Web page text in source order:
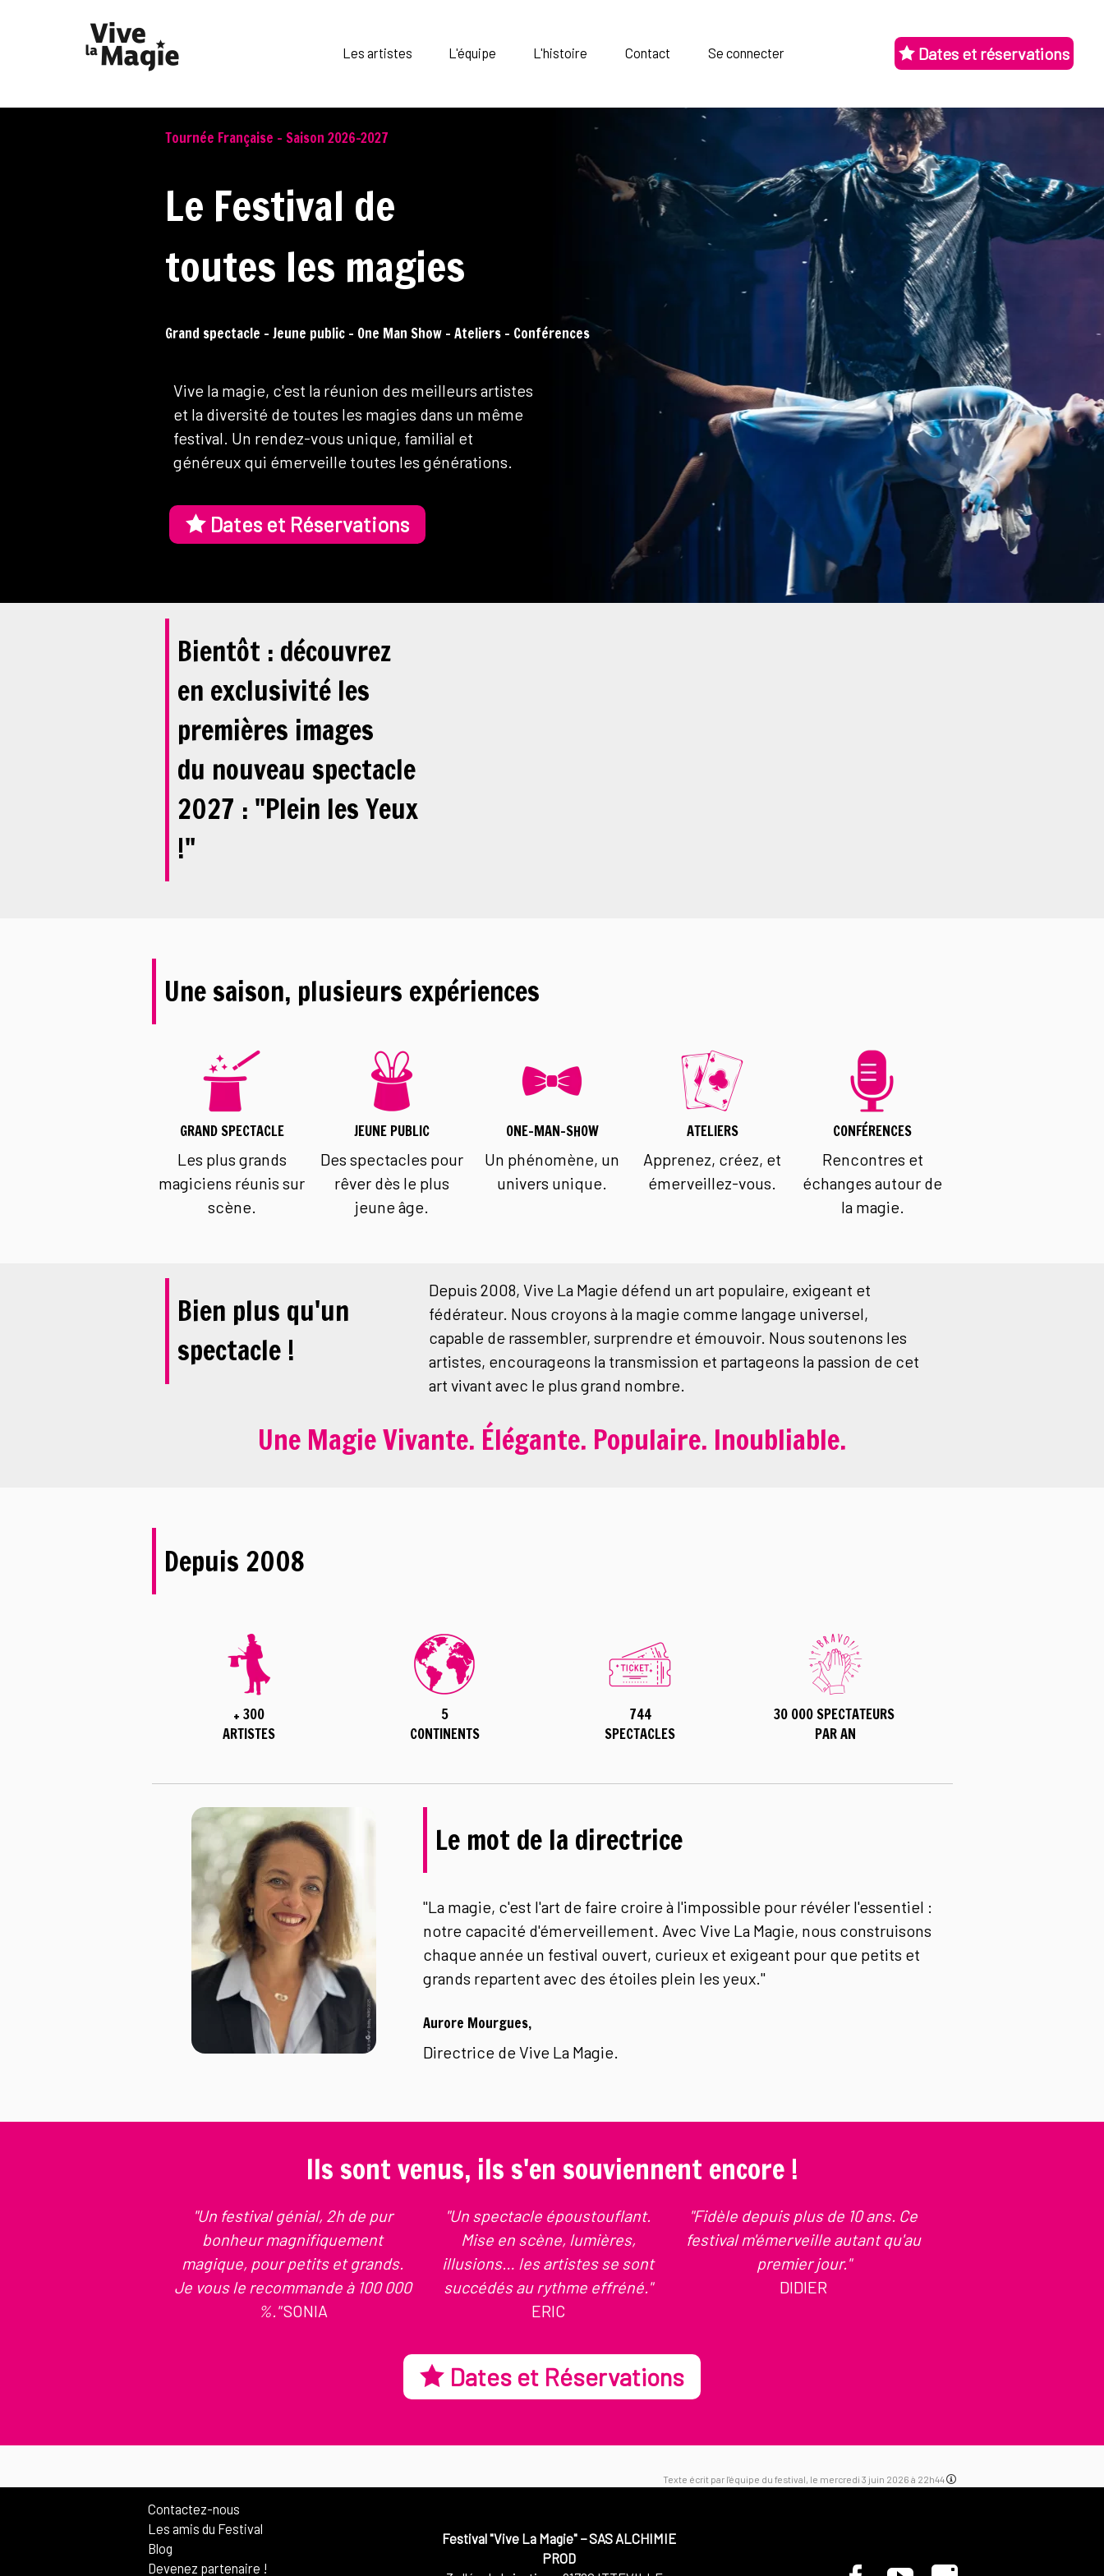
Les artistes L'équipe L'histoire Contact Se connecter Dates et réservations
Tournée Française - Saison 2026-2027
Le Festival de
toutes les magies
Grand spectacle - Jeune public - One Man Show - Ateliers - Conférences
Vive la magie, c'est la réunion des meilleurs artistes
et la diversité de toutes les magies dans un même
festival. Un rendez-vous unique, familial et
généreux qui émerveille toutes les générations.
Dates et Réservations
Bientôt : découvrez
en exclusivité les
premières images
du nouveau spectacle
2027 : "Plein les Yeux
!"
Une saison, plusieurs expériences
GRAND SPECTACLE
Les plus grands
magiciens réunis sur
scène.
JEUNE PUBLIC
Des spectacles pour
rêver dès le plus
jeune âge.
ONE-MAN-SHOW
Un phénomène, un
univers unique.
ATELIERS
Apprenez, créez, et
émerveillez-vous.
CONFÉRENCES
Rencontres et
échanges autour de
la magie.
Bien plus qu'un
spectacle !
Depuis 2008, Vive La Magie défend un art populaire, exigeant et
fédérateur. Nous croyons à la magie comme langage universel,
capable de rassembler, surprendre et émouvoir. Nous soutenons les
artistes, encourageons la transmission et partageons la passion de cet
art vivant avec le plus grand nombre.
Une Magie Vivante. Élégante. Populaire. Inoubliable.
Depuis 2008
+ 300
ARTISTES
5
CONTINENTS
744
SPECTACLES
30 000 SPECTATEURS
PAR AN
Le mot de la directrice
"La magie, c'est l'art de faire croire à l'impossible pour révéler l'essentiel :
notre capacité d'émerveillement. Avec Vive La Magie, nous construisons
chaque année un festival ouvert, curieux et exigeant pour que petits et
grands repartent avec des étoiles plein les yeux."
Aurore Mourgues,
Directrice de Vive La Magie.
Ils sont venus, ils s'en souviennent encore !
"Un festival génial, 2h de pur
bonheur magnifiquement
magique, pour petits et grands.
Je vous le recommande à 100 000
%."SONIA
"Un spectacle époustouflant.
Mise en scène, lumières,
illusions… les artistes se sont
succédés au rythme effréné."
ERIC
"Fidèle depuis plus de 10 ans. Ce
festival m'émerveille autant qu'au
premier jour."
DIDIER
Dates et Réservations
Texte écrit par l'équipe du festival, le mercredi 3 juin 2026 à 22h44
Contactez-nous
Les amis du Festival
Blog
Devenez partenaire !
Festival "Vive La Magie"−SAS ALCHIMIE
PROD